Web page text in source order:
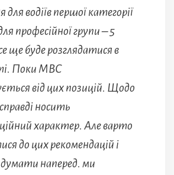
для водіїв першої категорії
професійної групи – 5
ще буде розглядатися в
Поки МВС
від цих позицій. Щодо
справді носить
характер. Але варто
до цих рекомендацій і
наперед. ми